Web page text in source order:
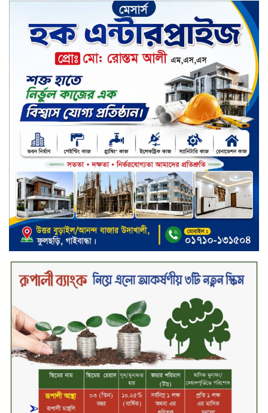
চুয়াডাঙ্গার জীবননগর সীমান্তে
বিএসএফের ৩ জনকে পুশ-ইন চেষ্টা
প্রতিহত করল বিজিবি
সিলেট জুড়ে বিষধর সাপ গুলো জঙ্গল
ছেড়ে লোকালয়ে আশ্রয় খুঁজছে
স্ট্যান্ডার্ড ইসলামী ব্যাংক পিএলসি.-এর
টাউন হল মিটিং-২০২৬ অনুষ্ঠিত
বিদায়ী সপ্তাহে দর পতনের শীর্ষে এস
আলম কোল্ড রোল্ড
বিদায়ী সপ্তাহে দর বৃদ্ধির শীর্ষে ফারইস্ট
ফাইন্যান্স
বিদায়ী সপ্তাহে লেনদেনের শীর্ষে শার্প
ইন্ডাস্ট্রিজ
চুয়াডাঙ্গায় বিএআরআই’র কৃষি গবেষণা
কেন্দ্র, মেহেরপুর এর আঞ্চলিক রিভিউ
কর্মশালা/২০২৫-২৬ অনুষ্ঠিত